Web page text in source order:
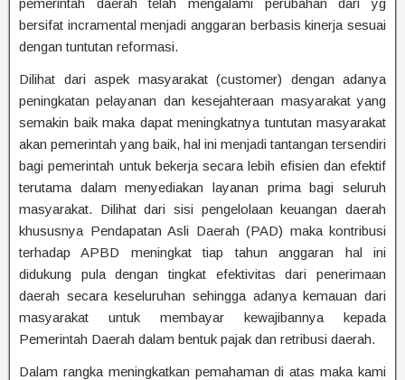
pemerintah daerah telah mengalami perubahan dari yg
bersifat incramental menjadi anggaran berbasis kinerja sesuai
dengan tuntutan reformasi.
Dilihat dari aspek masyarakat (customer) dengan adanya
peningkatan pelayanan dan kesejahteraan masyarakat yang
semakin baik maka dapat meningkatnya tuntutan masyarakat
akan pemerintah yang baik, hal ini menjadi tantangan tersendiri
bagi pemerintah untuk bekerja secara lebih efisien dan efektif
terutama dalam menyediakan layanan prima bagi seluruh
masyarakat. Dilihat dari sisi pengelolaan keuangan daerah
khususnya Pendapatan Asli Daerah (PAD) maka kontribusi
terhadap APBD meningkat tiap tahun anggaran hal ini
didukung pula dengan tingkat efektivitas dari penerimaan
daerah secara keseluruhan sehingga adanya kemauan dari
masyarakat untuk membayar kewajibannya kepada
Pemerintah Daerah dalam bentuk pajak dan retribusi daerah.
Dalam rangka meningkatkan pemahaman di atas maka kami